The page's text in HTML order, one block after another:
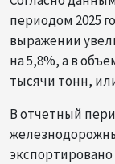
периодом 2025
выражении
на 5,8%, а в
тысячи тонн,
В отчетный
экспортировано